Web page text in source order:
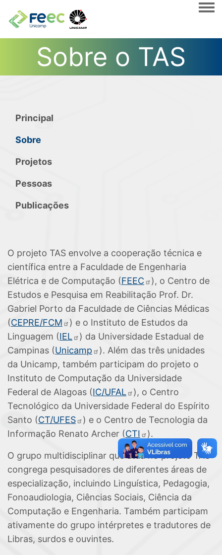
Sobre o TAS
Principal
Sobre
Projetos
Pessoas
Publicações
O projeto TAS envolve a cooperação técnica e
científica entre a Faculdade de Engenharia
Elétrica e de Computação (FEEC
), o Centro de
Estudos e Pesquisa em Reabilitação Prof. Dr.
Gabriel Porto da Faculdade de Ciências Médicas
(CEPRE/FCM
) e o Instituto de Estudos da
Linguagem (IEL
) da Universidade Estadual de
Campinas (Unicamp
). Além das três unidades
da Unicamp, também participam do projeto o
Instituto de Computação da Universidade
Federal de Alagoas (IC/UFAL
), o Centro
Tecnológico da Universidade Federal do Espírito
Santo (CT/UFES
) e o Centro de Tecnologia da
Informação Renato Archer (CTI ).
O grupo multidisciplinar que atua no projeto TAS
congrega pesquisadores de diferentes áreas de
especialização, incluindo Linguística, Pedagogia,
Fonoaudiologia, Ciências Sociais, Ciência da
Computação e Engenharia. Também participam
ativamente do grupo intérpretes e tradutores de
Libras, surdos e ouvintes.